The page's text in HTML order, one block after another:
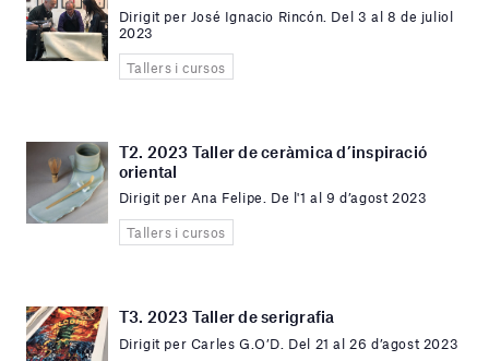
Dirigit per José Ignacio Rincón. Del 3 al 8 de juliol
2023
Tallers i cursos
T2. 2023 Taller de ceràmica d’inspiració
oriental
Dirigit per Ana Felipe. De l'1 al 9 d’agost 2023
Tallers i cursos
T3. 2023 Taller de serigrafia
Dirigit per Carles G.O’D. Del 21 al 26 d’agost 2023